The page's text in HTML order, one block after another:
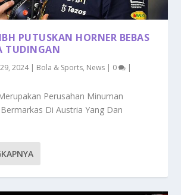
PUTUSKAN HORNER BEBAS
TUDINGAN
2024| Bola & Sports, News | 0 |
Perusahan Minuman
Di Austria Yang Dan